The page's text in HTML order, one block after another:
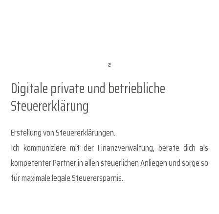
Digitale private und betriebliche
Steuererklärung
Erstellung von Steuererklärungen.
Ich kommuniziere mit der Finanzverwaltung, berate dich als
kompetenter Partner in allen steuerlichen Anliegen und sorge so
für maximale legale Steuerersparnis.